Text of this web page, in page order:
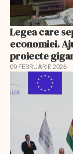
Legea care
economiei.
proiecte
09 FEBRUARIE 2026